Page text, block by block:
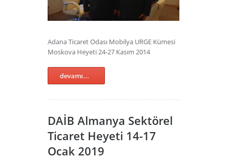
Adana Ticaret Odası Mobilya URGE Kümesi
Moskova Heyeti 24-27 Kasım 2014
devamı...
DAİB Almanya Sektörel
Ticaret Heyeti 14-17
Ocak 2019